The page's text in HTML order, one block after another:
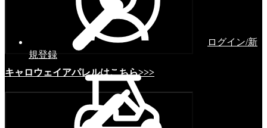
キャロウェイアパレルはこちら>>>
ログイン/新
規登録